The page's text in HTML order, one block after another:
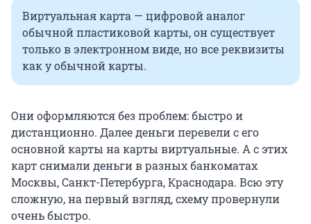
Виртуальная карта — цифровой аналог
обычной пластиковой карты, он существует
только в электронном виде, но все реквизиты
как у обычной карты.
Они оформляются без проблем: быстро и
дистанционно. Далее деньги перевели с его
основной карты на карты виртуальные. А с этих
карт снимали деньги в разных банкоматах
Москвы, Санкт-Петербурга, Краснодара. Всю эту
сложную, на первый взгляд, схему провернули
очень быстро.